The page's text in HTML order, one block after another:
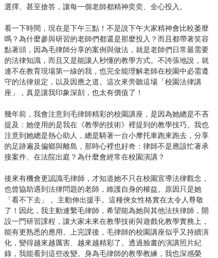
選擇、甚至搶答，讓每一個老師都精神奕奕、全心投入。
看一下時間，現在是下午三點！不是說下午大家精神會比較萎靡
嗎？為什麼參與研習的老師們都還是那麼投入？而且都帶著笑容
點著頭，因為毛律師分享的案例與做法，就是老師們日常最需要
的法律知識，而且又是能讓人秒懂的教學方式。不誇張地說，就
連不在教育現場第一線的我，也完全能理解老師在校園中必需遵
守的法律規定，以及因應之道。這次來旁聽這場「校園法律講
座」，真是讓我印象深刻，也太有價值了！
幾年前，我會注意到毛律師精彩的校園講座，是因為她總是不吝
提及：她使用的是我在《教學的技術》裡提到的教學技巧。我也
注意到她總是熱心助人，總是騎著一台小摩托車跑來跑去，分享
的足跡遍及偏鄉與離島，那時心裡也好奇：律師不是應該忙著承
接案件、在法院出庭？為什麼會經常在校園演講？
後來有機會更認識毛律師，才知道她不只在校園宣導法律觀念，
也曾協助遇到法律問題的老師，維護自身的權益。原因只是她
「看不下去」， 主動伸出援手。這種俠女性格實在太令人尊敬
了！因此，我主動連繫毛律師，希望能為她與其他法扶律師，開
設一門研習課程，讓大家未來在教學技術與遊戲化教學實務上，
能有更熟悉的應用。上完課後，毛律師的校園講座似乎又持續演
化，變得越來越厲害、越來越精彩了。透過臉書的演講照片紀
錄，我能看到這些改變。身為毛律師的教學教練，我也深感榮